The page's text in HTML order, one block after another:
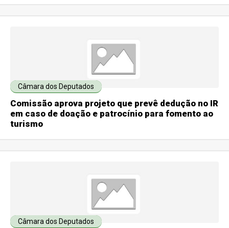
Câmara dos Deputados
Comissão aprova projeto que prevê dedução no IR
em caso de doação e patrocínio para fomento ao
turismo
Câmara dos Deputados